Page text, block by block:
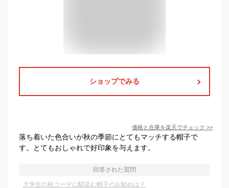
ショップでみる
価格と在庫を楽天でチェック >>
落ち着いた色合いが秋の季節にとてもマッチする帽子で
す。とてもおしゃれで好印象を与えます。
回答された質問
大学生の秋コーデに馴染む帽子のお勧めは？